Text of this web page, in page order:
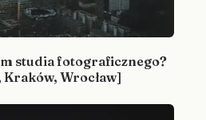
studia fotograficznego?
Wrocław]